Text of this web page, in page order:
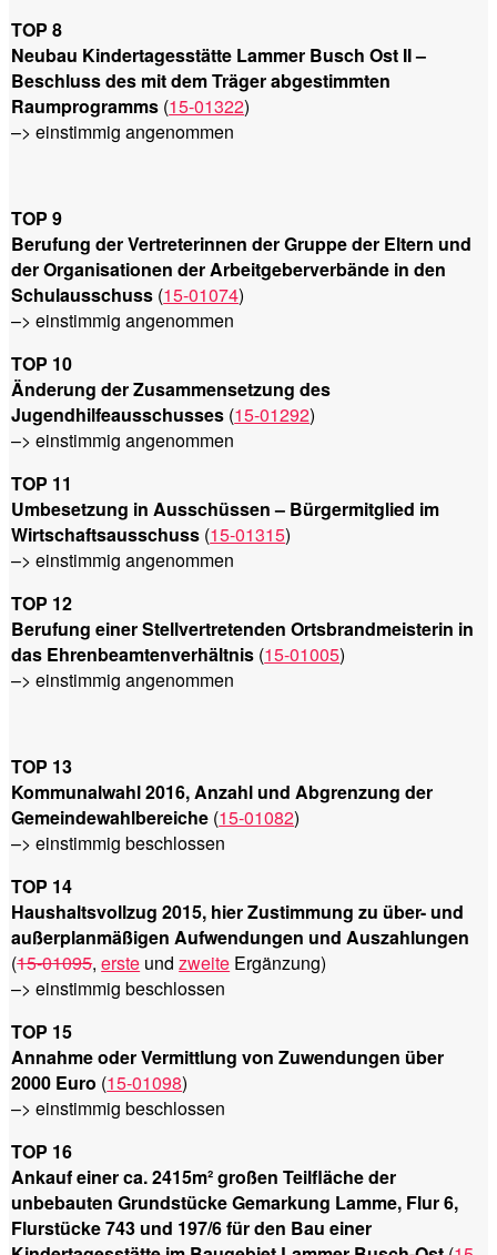
TOP 8
Neubau Kindertagesstätte Lammer Busch Ost II –
Beschluss des mit dem Träger abgestimmten
Raumprogramms (15-01322)
–> einstimmig angenommen
TOP 9
Berufung der Vertreterinnen der Gruppe der Eltern und
der Organisationen der Arbeitgeberverbände in den
Schulausschuss (15-01074)
–> einstimmig angenommen
TOP 10
Änderung der Zusammensetzung des
Jugendhilfeausschusses (15-01292)
–> einstimmig angenommen
TOP 11
Umbesetzung in Ausschüssen – Bürgermitglied im
Wirtschaftsausschuss (15-01315)
–> einstimmig angenommen
TOP 12
Berufung einer Stellvertretenden Ortsbrandmeisterin in
das Ehrenbeamtenverhältnis (15-01005)
–> einstimmig angenommen
TOP 13
Kommunalwahl 2016, Anzahl und Abgrenzung der
Gemeindewahlbereiche (15-01082)
–> einstimmig beschlossen
TOP 14
Haushaltsvollzug 2015, hier Zustimmung zu über- und
außerplanmäßigen Aufwendungen und Auszahlungen
(15-01095,erste undzweite Ergänzung)
–> einstimmig beschlossen
TOP 15
Annahme oder Vermittlung von Zuwendungen über
2000 Euro (15-01098)
–> einstimmig beschlossen
TOP 16
Ankauf einer ca. 2415m² großen Teilfläche der
unbebauten Grundstücke Gemarkung Lamme, Flur 6,
Flurstücke 743 und 197/6 für den Bau einer